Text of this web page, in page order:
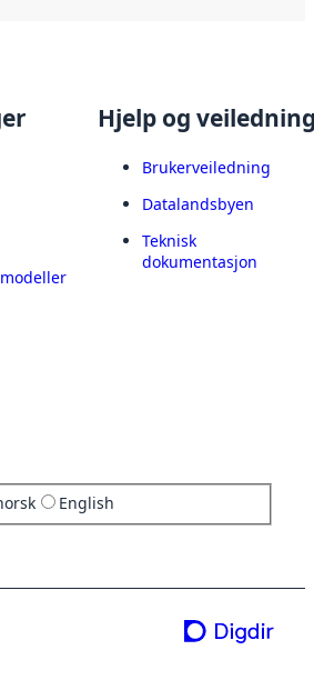
Hjelp og
Brukerveiledning
Datalandsbyen
Teknisk
dokumentasjon
English